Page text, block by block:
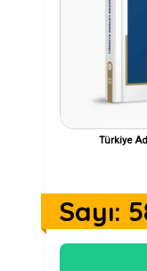
Türkiye
Sayı: